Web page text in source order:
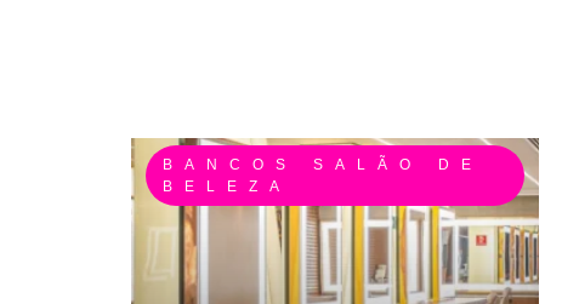
BANCOS SALÃO DE
BELEZA